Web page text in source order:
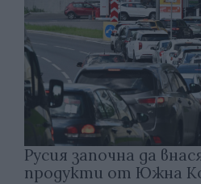
Русия започна да
продукти от Южна